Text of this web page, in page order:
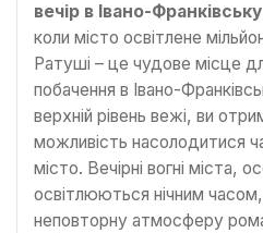
вечір в Івано-Франківську
коли місто освітлене
Ратуші – це чудове місце
побачення в Івано-
верхній рівень вежі, ви
можливість насолодитися
місто. Вечірні вогні міста,
освітлюються нічним
неповторну атмосферу